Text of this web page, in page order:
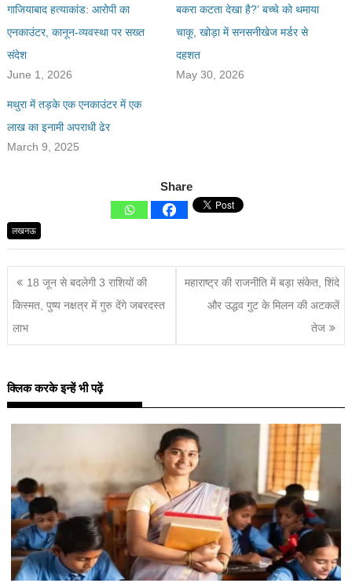
गाजियाबाद हत्याकांड: आरोपी का
एनकाउंटर, कानून-व्यवस्था पर सख्त
संदेश
June 1, 2026
बकरा कटता देखा है?’ बच्चे को थमाया
चाकू, खोड़ा में सनसनीखेज मर्डर से
दहशत
May 30, 2026
मथुरा में तड़के एक एनकाउंटर में एक
लाख का इनामी अपराधी ढेर
March 9, 2025
Share
लखनऊ
18 जून से बदलेगी 3 राशियों की
किस्मत, पुष्य नक्षत्र में गुरु देंगे जबरदस्त
लाभ
महाराष्ट्र की राजनीति में बड़ा संकेत, शिंदे
और उद्धव गुट के मिलन की अटकलें
तेज
क्लिक करके इन्हें भी पढ़ें